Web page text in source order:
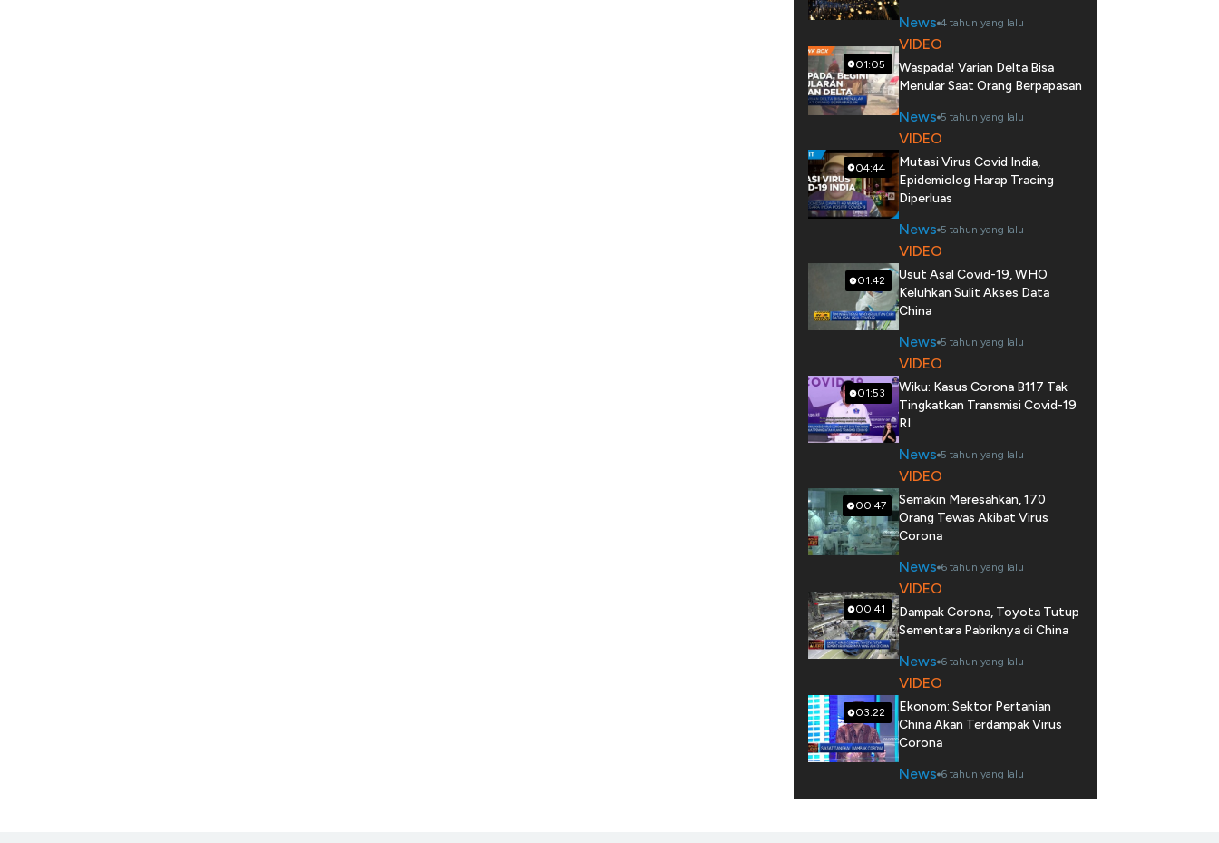
News 4 tahun yang lalu
01:05
VIDEO
Waspada! Varian Delta Bisa
Menular Saat Orang Berpapasan
News 5 tahun yang lalu
04:44
VIDEO
Mutasi Virus Covid India,
Epidemiolog Harap Tracing
Diperluas
News 5 tahun yang lalu
01:42
VIDEO
Usut Asal Covid-19, WHO
Keluhkan Sulit Akses Data
China
News 5 tahun yang lalu
01:53
VIDEO
Wiku: Kasus Corona B117 Tak
Tingkatkan Transmisi Covid-19
RI
News 5 tahun yang lalu
00:47
VIDEO
Semakin Meresahkan, 170
Orang Tewas Akibat Virus
Corona
News 6 tahun yang lalu
00:41
VIDEO
Dampak Corona, Toyota Tutup
Sementara Pabriknya di China
News 6 tahun yang lalu
03:22
VIDEO
Ekonom: Sektor Pertanian
China Akan Terdampak Virus
Corona
News 6 tahun yang lalu